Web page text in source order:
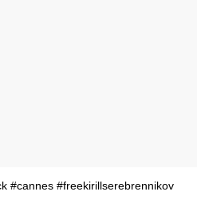
#cannes #freekirillserebrennikov